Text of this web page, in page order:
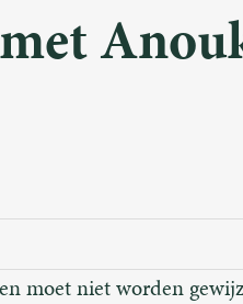
moet niet worden